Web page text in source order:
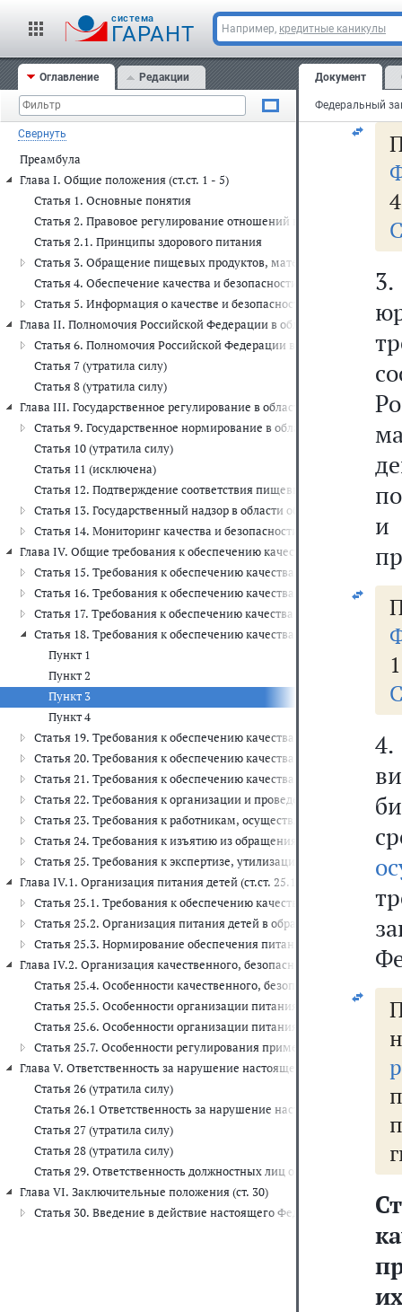
cистема
ГАРАНТ Например, кредитные каникулы
Оглавление Редакции
Свернуть
Преамбула
Глава I. Общие положения (ст.ст. 1 - 5)
Статья 1. Основные понятия
Статья 2. Правовое регулирование отношений в области
Статья 2.1. Принципы здорового питания
Статья 3. Обращение пищевых продуктов, материалов и изделий
Статья 4. Обеспечение качества и безопасности пищевых
Статья 5. Информация о качестве и безопасности пищевых
Глава II. Полномочия Российской Федерации в области обеспечения
Статья 6. Полномочия Российской Федерации в области
Статья 7 (утратила силу)
Статья 8 (утратила силу)
Глава III. Государственное регулирование в области обеспечения
Статья 9. Государственное нормирование в области
Статья 10 (утратила силу)
Статья 11 (исключена)
Статья 12. Подтверждение соответствия пищевых продуктов,
Статья 13. Государственный надзор в области обеспечения
Статья 14. Мониторинг качества и безопасности пищевых
Глава IV. Общие требования к обеспечению качества и
Статья 15. Требования к обеспечению качества и безопасности
Статья 16. Требования к обеспечению качества и безопасности
Статья 17. Требования к обеспечению качества и безопасности
Статья 18. Требования к обеспечению качества и безопасности
Пункт 1
Пункт 2
Пункт 3
Пункт 4
Статья 19. Требования к обеспечению качества и безопасности
Статья 20. Требования к обеспечению качества и безопасности
Статья 21. Требования к обеспечению качества и безопасности
Статья 22. Требования к организации и проведению
Статья 23. Требования к работникам, осуществляющим
Статья 24. Требования к изъятию из обращения
Статья 25. Требования к экспертизе, утилизации или
Глава IV.1. Организация питания детей (ст.ст. 25.1 - 25.3)
Статья 25.1. Требования к обеспечению качества и
Статья 25.2. Организация питания детей в образовательных
Статья 25.3. Нормирование обеспечения питанием детей в
Глава IV.2. Организация качественного, безопасного и здорового
Статья 25.4. Особенности качественного, безопасного и
Статья 25.5. Особенности организации питания лиц пожилого
Статья 25.6. Особенности организации питания работников,
Статья 25.7. Особенности регулирования применения
Глава V. Ответственность за нарушение настоящего Федерального
Статья 26 (утратила силу)
Статья 26.1 Ответственность за нарушение настоящего
Статья 27 (утратила силу)
Статья 28 (утратила силу)
Статья 29. Ответственность должностных лиц органов
Глава VI. Заключительные положения (ст. 30)
Статья 30. Введение в действие настоящего Федерального закона
Документ
и
4.